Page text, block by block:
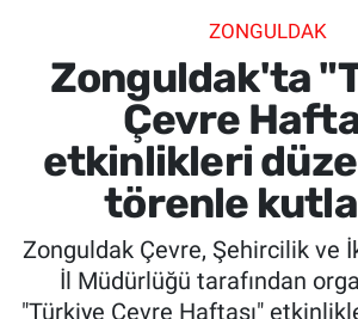
ZONGULDAK
Zonguldak'ta
Çevre
etkinlikleri
törenle
Zonguldak Çevre, Şehircilik ve
İl Müdürlüğü tarafından
"Türkiye Çevre Haftası"
SAĞLIK